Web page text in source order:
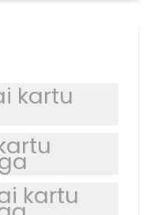
kartu
kartu